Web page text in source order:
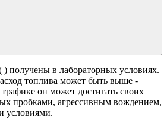
) получены в лабораторных условиях.
топлива может быть выше -
он может достигать своих
пробками, агрессивным вождением,
условиями.